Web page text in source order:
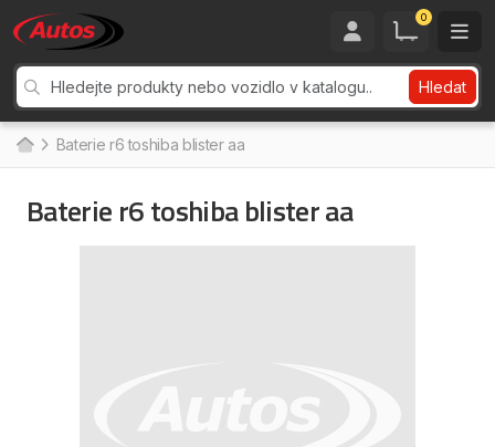
0
Hledat
Baterie r6 toshiba blister aa
Baterie r6 toshiba blister aa